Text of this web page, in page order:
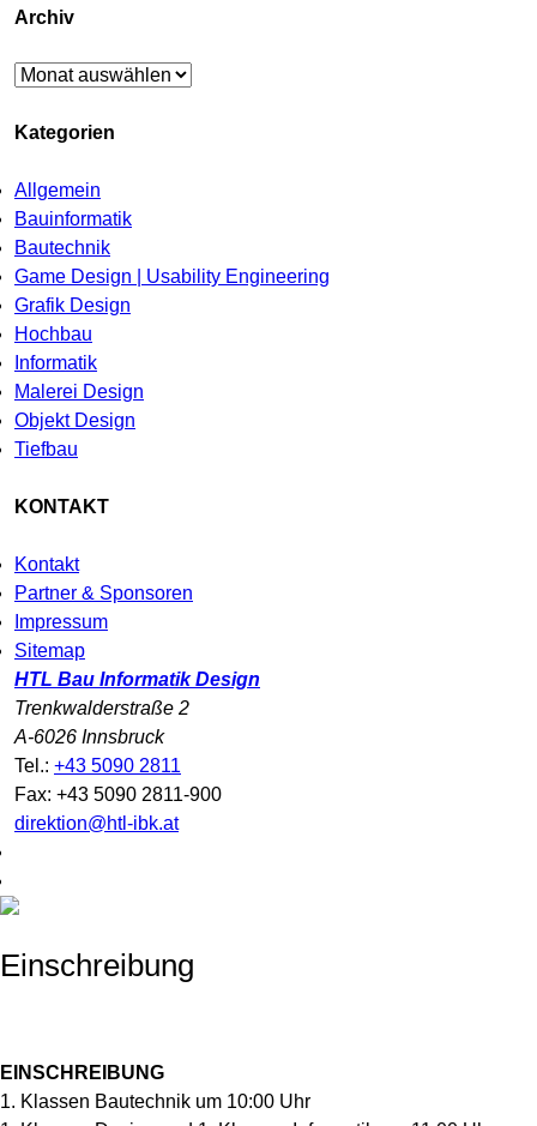
Archiv
Archiv
Kategorien
Allgemein
Bauinformatik
Bautechnik
Game Design | Usability Engineering
Grafik Design
Hochbau
Informatik
Malerei Design
Objekt Design
Tiefbau
KONTAKT
Kontakt
Partner & Sponsoren
Impressum
Sitemap
HTL Bau Informatik Design
Trenkwalderstraße 2
A-6026 Innsbruck
Tel.: +43 5090 2811
Fax: +43 5090 2811-900
direktion@htl-ibk.at
Einschreibung
EINSCHREIBUNG
1. Klassen Bautechnik um 10:00 Uhr